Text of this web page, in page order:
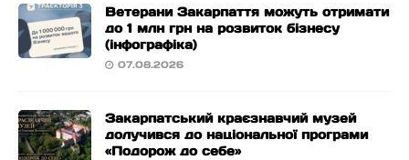
Ветерани Закарпаття можуть отримати
до 1 млн грн на розвиток бізнесу
(інфографіка)
07.08.2026
Закарпатський краєзнавчий музей
долучився до національної програми
«Подорож до себе»